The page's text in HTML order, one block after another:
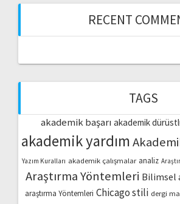
RECENT
TAGS
akademik başarı akademik
akademik yardım
Yazım Kuralları akademik çalışmalar analiz
Araştırma Yöntemleri Bilimsel
araştırma Yöntemleri Chicago stili dergi